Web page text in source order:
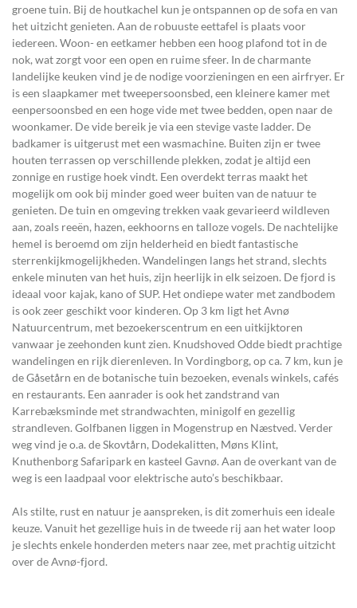
groene tuin. Bij de houtkachel kun je ontspannen op de sofa en van
het uitzicht genieten. Aan de robuuste eettafel is plaats voor
iedereen. Woon- en eetkamer hebben een hoog plafond tot in de
nok, wat zorgt voor een open en ruime sfeer. In de charmante
landelijke keuken vind je de nodige voorzieningen en een airfryer. Er
is een slaapkamer met tweepersoonsbed, een kleinere kamer met
eenpersoonsbed en een hoge vide met twee bedden, open naar de
woonkamer. De vide bereik je via een stevige vaste ladder. De
badkamer is uitgerust met een wasmachine. Buiten zijn er twee
houten terrassen op verschillende plekken, zodat je altijd een
zonnige en rustige hoek vindt. Een overdekt terras maakt het
mogelijk om ook bij minder goed weer buiten van de natuur te
genieten. De tuin en omgeving trekken vaak gevarieerd wildleven
aan, zoals reeën, hazen, eekhoorns en talloze vogels. De nachtelijke
hemel is beroemd om zijn helderheid en biedt fantastische
sterrenkijkmogelijkheden. Wandelingen langs het strand, slechts
enkele minuten van het huis, zijn heerlijk in elk seizoen. De fjord is
ideaal voor kajak, kano of SUP. Het ondiepe water met zandbodem
is ook zeer geschikt voor kinderen. Op 3 km ligt het Avnø
Natuurcentrum, met bezoekerscentrum en een uitkijktoren
vanwaar je zeehonden kunt zien. Knudshoved Odde biedt prachtige
wandelingen en rijk dierenleven. In Vordingborg, op ca. 7 km, kun je
de Gåsetårn en de botanische tuin bezoeken, evenals winkels, cafés
en restaurants. Een aanrader is ook het zandstrand van
Karrebæksminde met strandwachten, minigolf en gezellig
strandleven. Golfbanen liggen in Mogenstrup en Næstved. Verder
weg vind je o.a. de Skovtårn, Dodekalitten, Møns Klint,
Knuthenborg Safaripark en kasteel Gavnø. Aan de overkant van de
weg is een laadpaal voor elektrische auto’s beschikbaar.
Als stilte, rust en natuur je aanspreken, is dit zomerhuis een ideale
keuze. Vanuit het gezellige huis in de tweede rij aan het water loop
je slechts enkele honderden meters naar zee, met prachtig uitzicht
over de Avnø-fjord.